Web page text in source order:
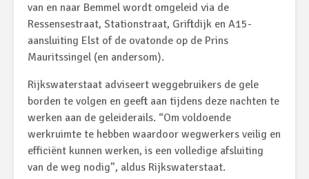
van en naar Bemmel wordt omgeleid via de
Ressensestraat, Stationstraat, Griftdijk en A15-
aansluiting Elst of de ovatonde op de Prins
Mauritssingel (en andersom).
Rijkswaterstaat adviseert weggebruikers de gele
borden te volgen en geeft aan tijdens deze nachten te
werken aan de geleiderails. “Om voldoende
werkruimte te hebben waardoor wegwerkers veilig en
efficiënt kunnen werken, is een volledige afsluiting
van de weg nodig”, aldus Rijkswaterstaat.